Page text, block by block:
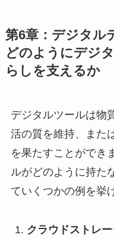
第6章：デジタル
どのようにデジ
らしを支えるか
デジタルツールは物
活の質を維持、また
を果たすことができ
ルがどのように持た
ていくつかの例を挙
クラウドストレ